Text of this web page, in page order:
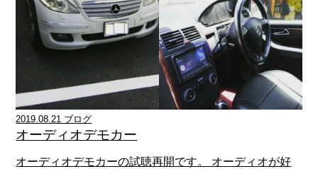
2019.08.21 ブログ
オーディオデモカー
オーディオデモカーの試聴再開です。 オーディオが好